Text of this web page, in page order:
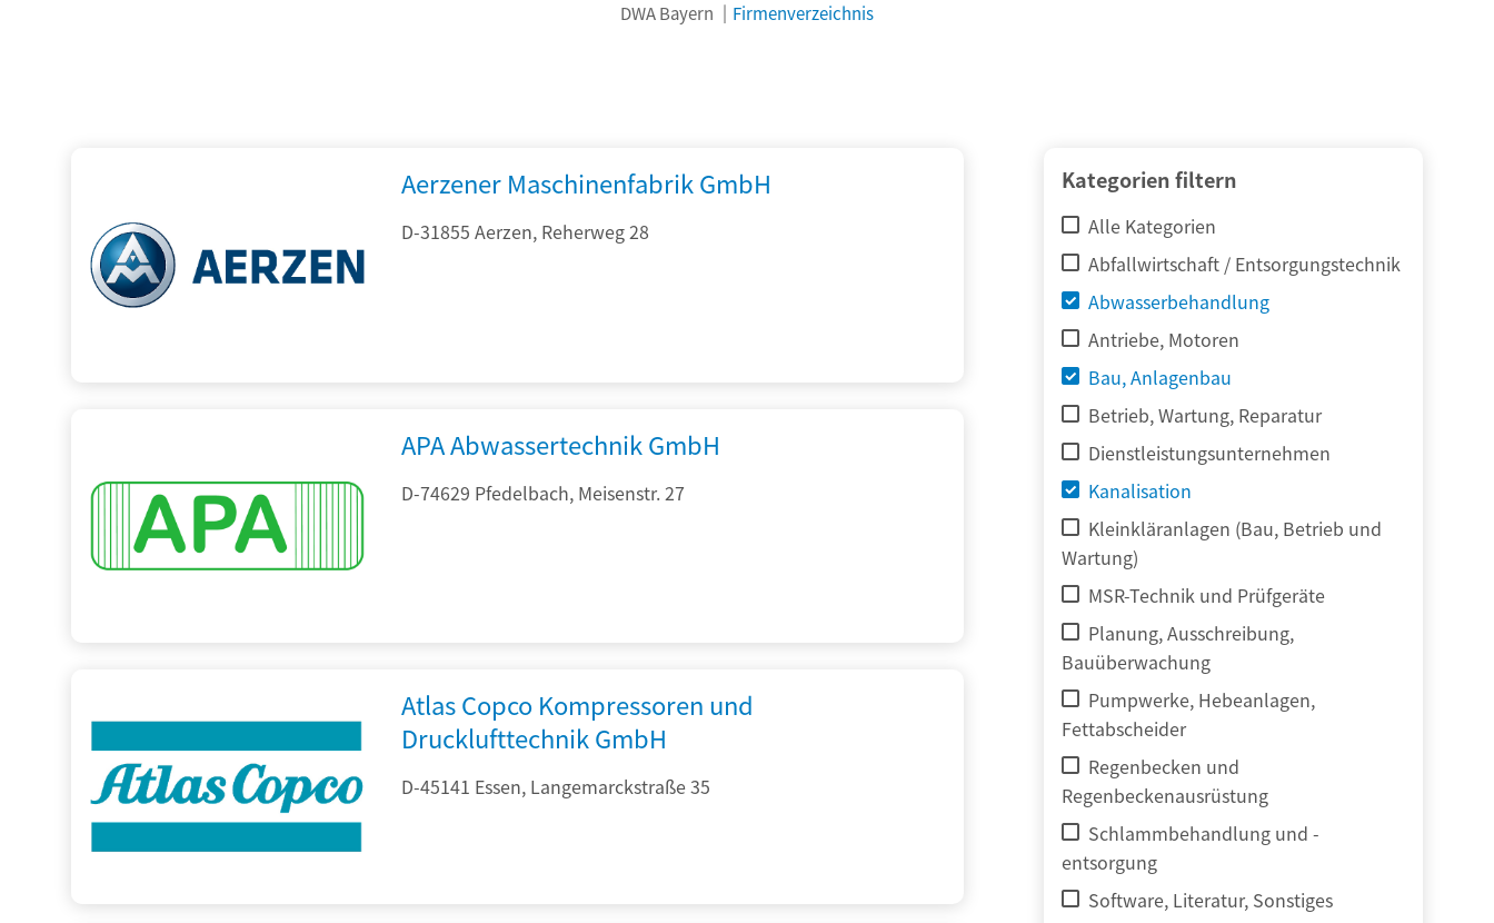
DWA Bayern Firmenverzeichnis
Kategorien filtern
Alle Kategorien
Abfallwirtschaft / Entsorgungstechnik
Abwasserbehandlung
Antriebe, Motoren
Bau, Anlagenbau
Betrieb, Wartung, Reparatur
Dienstleistungsunternehmen
Kanalisation
Kleinkläranlagen (Bau, Betrieb und
Wartung)
MSR-Technik und Prüfgeräte
Planung, Ausschreibung,
Bauüberwachung
Pumpwerke, Hebeanlagen,
Fettabscheider
Regenbecken und
Regenbeckenausrüstung
Schlammbehandlung und -
entsorgung
Software, Literatur, Sonstiges
Aerzener Maschinenfabrik GmbH
D-31855 Aerzen, Reherweg 28
APA Abwassertechnik GmbH
D-74629 Pfedelbach, Meisenstr. 27
Atlas Copco Kompressoren und
Drucklufttechnik GmbH
D-45141 Essen, Langemarckstraße 35